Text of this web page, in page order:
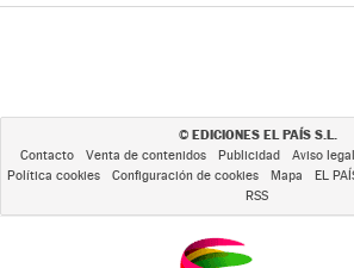
© EDICIONES EL PAÍS S.L.
Contacto Venta de contenidos Publicidad Aviso legal
Política cookies
Configuración de cookies Mapa EL
RSS